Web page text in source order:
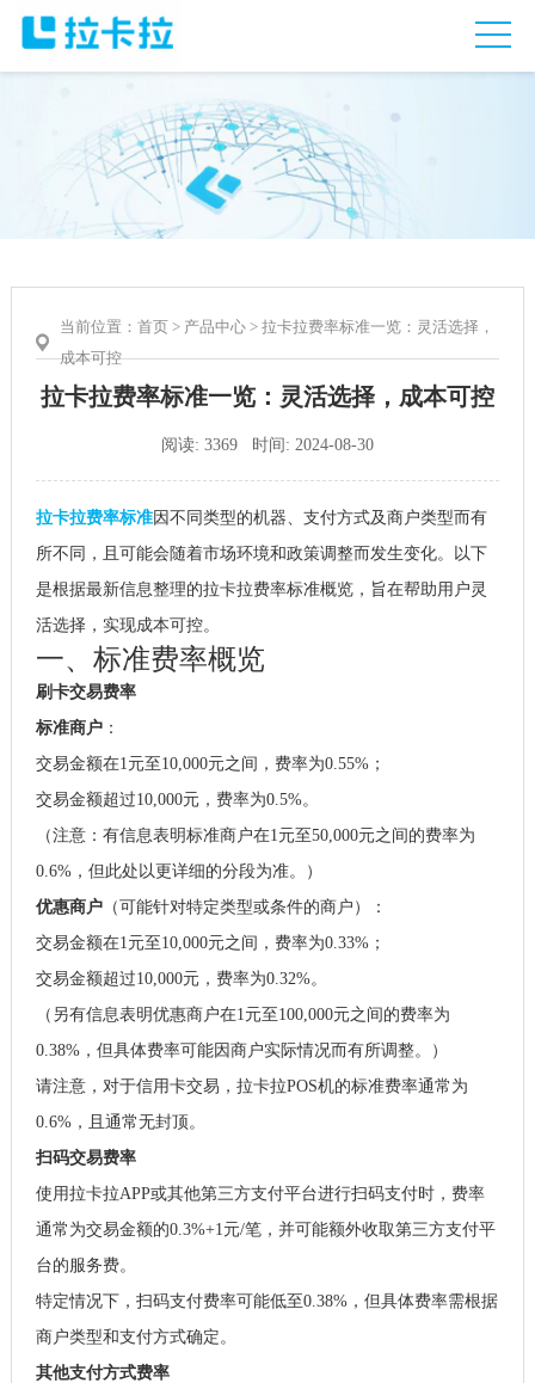
当前位置： 首页> 产品中心> 拉卡拉费率标准一览：灵活选择，
成本可控
拉卡拉费率标准一览：灵活选择，成本可控
阅读: 3369 时间: 2024-08-30
拉卡拉费率标准因不同类型的机器、支付方式及商户类型而有
所不同，且可能会随着市场环境和政策调整而发生变化。以下
是根据最新信息整理的拉卡拉费率标准概览，旨在帮助用户灵
活选择，实现成本可控。
一、标准费率概览
刷卡交易费率
标准商户：
交易金额在1元至10,000元之间，费率为0.55%；
交易金额超过10,000元，费率为0.5%。
（注意：有信息表明标准商户在1元至50,000元之间的费率为
0.6%，但此处以更详细的分段为准。）
优惠商户（可能针对特定类型或条件的商户）：
交易金额在1元至10,000元之间，费率为0.33%；
交易金额超过10,000元，费率为0.32%。
（另有信息表明优惠商户在1元至100,000元之间的费率为
0.38%，但具体费率可能因商户实际情况而有所调整。）
请注意，对于信用卡交易，拉卡拉POS机的标准费率通常为
0.6%，且通常无封顶。
扫码交易费率
使用拉卡拉APP或其他第三方支付平台进行扫码支付时，费率
通常为交易金额的0.3%+1元/笔，并可能额外收取第三方支付平
台的服务费。
特定情况下，扫码支付费率可能低至0.38%，但具体费率需根据
商户类型和支付方式确定。
其他支付方式费率